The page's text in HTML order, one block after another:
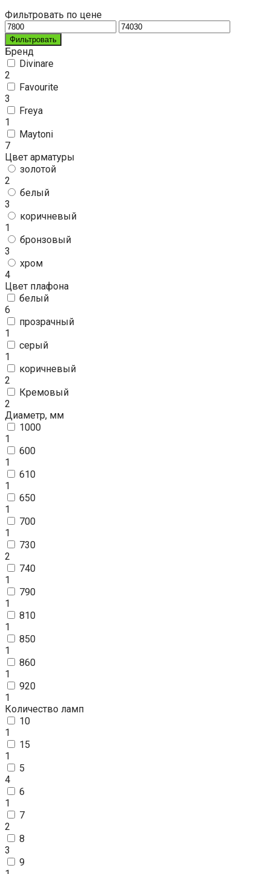
Фильтровать по цене
Фильтровать
Бренд
Divinare
2
Favourite
3
Freya
1
Maytoni
7
Цвет арматуры
золотой
2
белый
3
коричневый
1
бронзовый
3
хром
4
Цвет плафона
белый
6
прозрачный
1
серый
1
коричневый
2
Кремовый
2
Диаметр, мм
1000
1
600
1
610
1
650
1
700
1
730
2
740
1
790
1
810
1
850
1
860
1
920
1
Количество ламп
10
1
15
1
5
4
6
1
7
2
8
3
9